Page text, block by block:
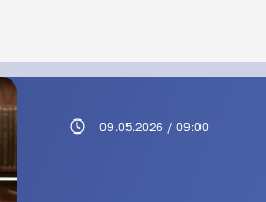
09.05.2026 / 09:00